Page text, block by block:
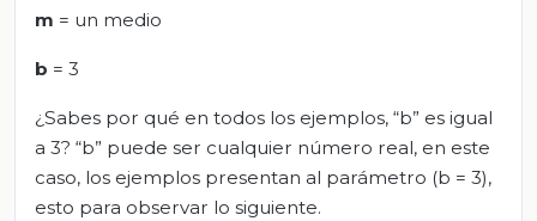
m = un medio
b = 3
¿Sabes por qué en todos los ejemplos, “b” es igual
a 3? “b” puede ser cualquier número real, en este
caso, los ejemplos presentan al parámetro (b = 3),
esto para observar lo siguiente.